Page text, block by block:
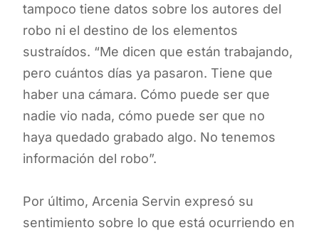
tampoco tiene datos sobre los autores del
robo ni el destino de los elementos
sustraídos. “Me dicen que están trabajando,
pero cuántos días ya pasaron. Tiene que
haber una cámara. Cómo puede ser que
nadie vio nada, cómo puede ser que no
haya quedado grabado algo. No tenemos
información del robo”.
Por último, Arcenia Servin expresó su
sentimiento sobre lo que está ocurriendo en